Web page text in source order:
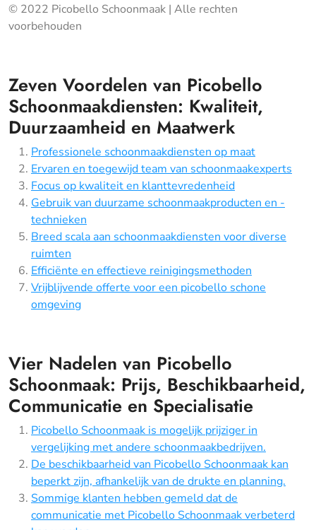
© 2022 Picobello Schoonmaak | Alle rechten
voorbehouden
Zeven Voordelen van Picobello
Schoonmaakdiensten: Kwaliteit,
Duurzaamheid en Maatwerk
Professionele schoonmaakdiensten op maat
Ervaren en toegewijd team van schoonmaakexperts
Focus op kwaliteit en klanttevredenheid
Gebruik van duurzame schoonmaakproducten en -
technieken
Breed scala aan schoonmaakdiensten voor diverse
ruimten
Efficiënte en effectieve reinigingsmethoden
Vrijblijvende offerte voor een picobello schone
omgeving
Vier Nadelen van Picobello
Schoonmaak: Prijs, Beschikbaarheid,
Communicatie en Specialisatie
Picobello Schoonmaak is mogelijk prijziger in
vergelijking met andere schoonmaakbedrijven.
De beschikbaarheid van Picobello Schoonmaak kan
beperkt zijn, afhankelijk van de drukte en planning.
Sommige klanten hebben gemeld dat de
communicatie met Picobello Schoonmaak verbeterd